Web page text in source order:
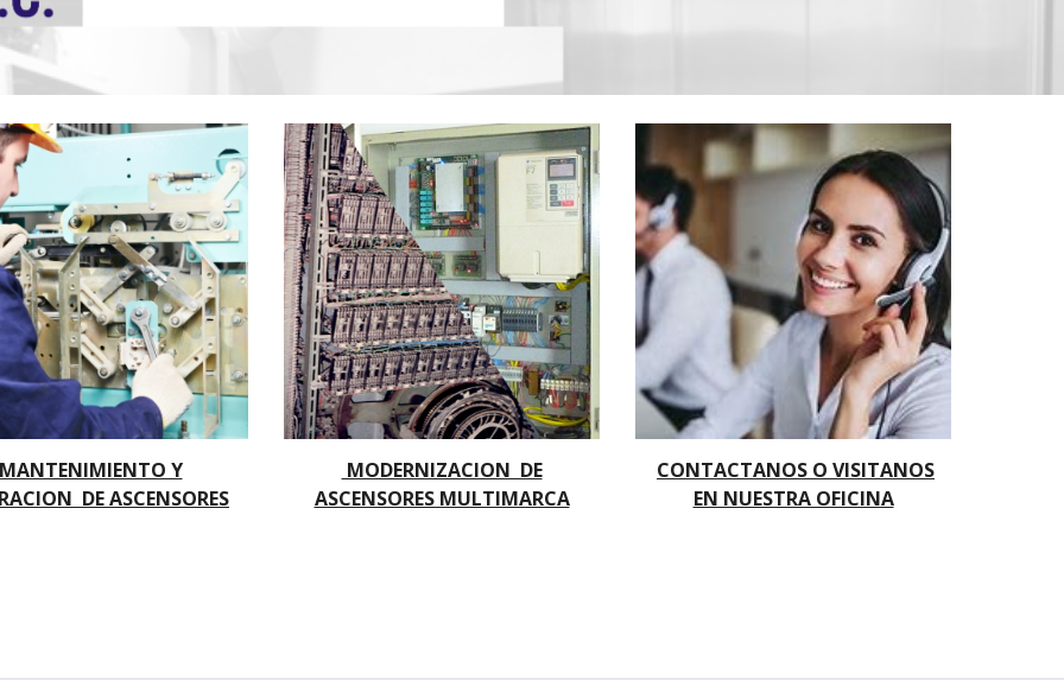
Y
DE ASCENSORES
MODERNIZACION DE
ASCENSORES MULTIMARCA
CONTACTANOS O VISITANOS
EN NUESTRA OFICINA